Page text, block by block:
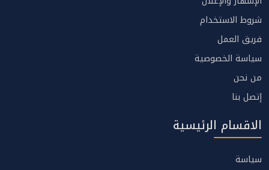
شروط الاستخدام
فريق العمل
سياسة الخصوصية
من نحن
إتصل بنا
الاقسام الرئيسية
سياسة